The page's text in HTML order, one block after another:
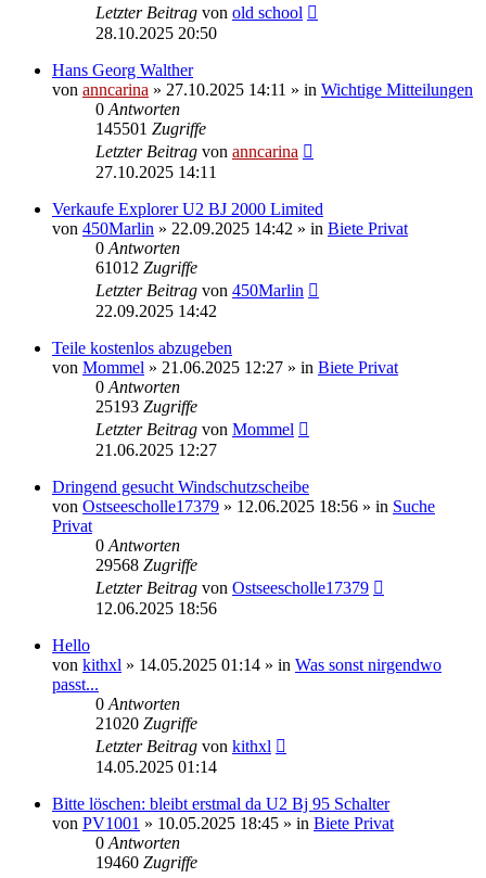
Letzter Beitrag von old school
28.10.2025 20:50
Hans Georg Walther
von anncarina » 27.10.2025 14:11 » in Wichtige Mitteilungen
0 Antworten
145501 Zugriffe
Letzter Beitrag von anncarina
27.10.2025 14:11
Verkaufe Explorer U2 BJ 2000 Limited
von 450Marlin » 22.09.2025 14:42 » in Biete Privat
0 Antworten
61012 Zugriffe
Letzter Beitrag von 450Marlin
22.09.2025 14:42
Teile kostenlos abzugeben
von Mommel » 21.06.2025 12:27 » in Biete Privat
0 Antworten
25193 Zugriffe
Letzter Beitrag von Mommel
21.06.2025 12:27
Dringend gesucht Windschutzscheibe
von Ostseescholle17379 » 12.06.2025 18:56 » in Suche
Privat
0 Antworten
29568 Zugriffe
Letzter Beitrag von Ostseescholle17379
12.06.2025 18:56
Hello
von kithxl » 14.05.2025 01:14 » in Was sonst nirgendwo
passt...
0 Antworten
21020 Zugriffe
Letzter Beitrag von kithxl
14.05.2025 01:14
Bitte löschen: bleibt erstmal da U2 Bj 95 Schalter
von PV1001 » 10.05.2025 18:45 » in Biete Privat
0 Antworten
19460 Zugriffe